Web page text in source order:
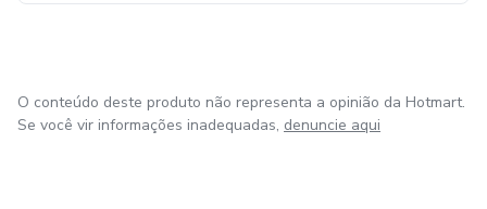
O conteúdo deste produto não representa a opinião da Hotmart.
Se você vir informações inadequadas, denuncie aqui